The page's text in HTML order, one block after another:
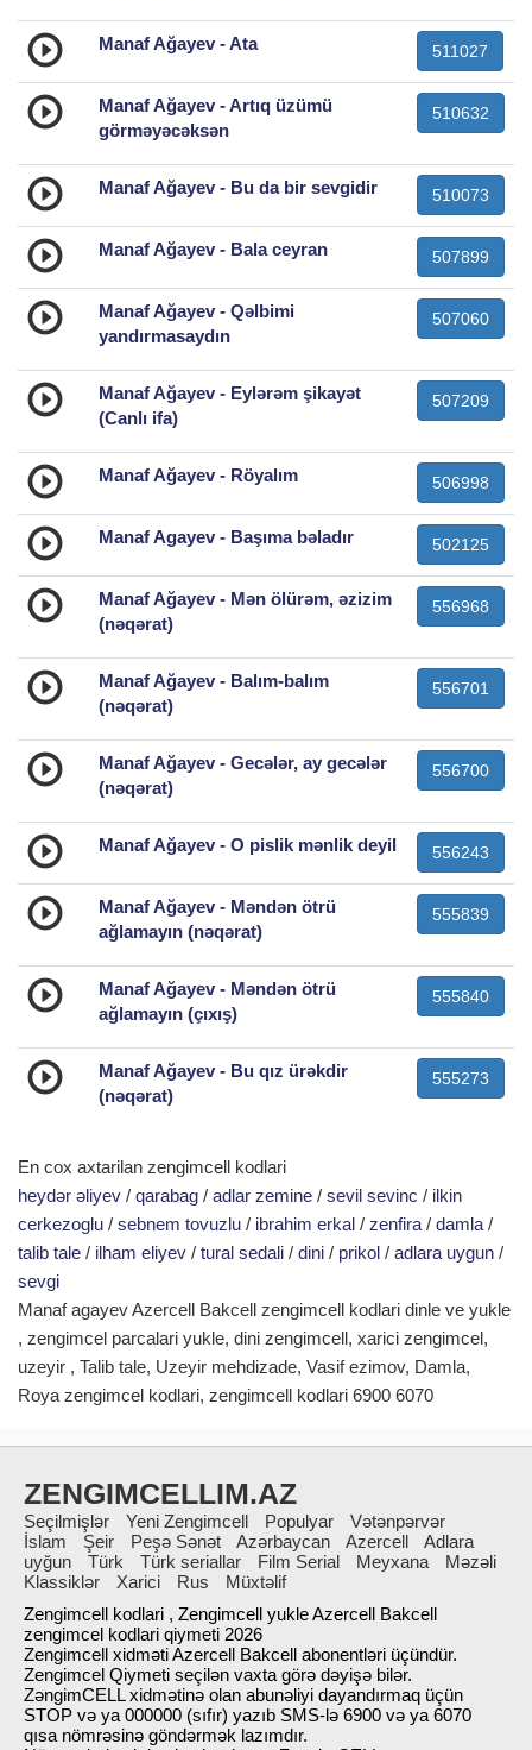
Manaf Ağayev - Ata 511027
Manaf Ağayev - Artıq üzümü
görməyəcəksən
510632
Manaf Ağayev - Bu da bir sevgidir 510073
Manaf Ağayev - Bala ceyran 507899
Manaf Ağayev - Qəlbimi
yandırmasaydın
507060
Manaf Ağayev - Eylərəm şikayət
(Canlı ifa)
507209
Manaf Ağayev - Röyalım 506998
Manaf Agayev - Başıma bəladır 502125
Manaf Ağayev - Mən ölürəm, əzizim
(nəqərat)
556968
Manaf Ağayev - Balım-balım
(nəqərat)
556701
Manaf Ağayev - Gecələr, ay gecələr
(nəqərat)
556700
Manaf Ağayev - O pislik mənlik deyil 556243
Manaf Ağayev - Məndən ötrü
ağlamayın (nəqərat)
555839
Manaf Ağayev - Məndən ötrü
ağlamayın (çıxış)
555840
Manaf Ağayev - Bu qız ürəkdir
(nəqərat)
555273
En cox axtarilan zengimcell kodlari
heydər əliyev / qarabag / adlar zemine / sevil sevinc / ilkin
cerkezoglu / sebnem tovuzlu / ibrahim erkal / zenfira / damla /
talib tale / ilham eliyev / tural sedali / dini / prikol / adlara uygun /
sevgi
Manaf agayev Azercell Bakcell zengimcell kodlari dinle ve yukle
, zengimcel parcalari yukle, dini zengimcell, xarici zengimcel,
uzeyir , Talib tale, Uzeyir mehdizade, Vasif ezimov, Damla,
Roya zengimcel kodlari, zengimcell kodlari 6900 6070
ZENGIMCELLIM.AZ
Seçilmişlər Yeni Zengimcell Populyar
Vətənpərvər
İslam
Şeir Peşə Sənət Azərbaycan Azercell
Adlara
uyğun
Türk Türk seriallar Film Serial Meyxana
Məzəli
Klassiklər
Xarici Rus
Müxtəlif
Zengimcell kodlari , Zengimcell yukle Azercell Bakcell
zengimcel kodlari qiymeti 2026
Zengimcell xidməti Azercell Bakcell abonentləri üçündür.
Zengimcel Qiymeti seçilən vaxta görə dəyişə bilər.
ZəngimCELL xidmətinə olan abunəliyi dayandırmaq üçün
STOP və ya 000000 (sıfır) yazıb SMS-lə 6900 və ya 6070
qısa nömrəsinə göndərmək lazımdır.